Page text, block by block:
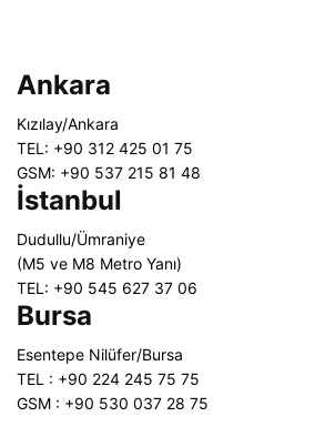
Ankara
Kızılay/Ankara
TEL: +90 312 425 01 75
GSM: +90 537 215 81 48
İstanbul
Dudullu/Ümraniye
(M5 ve M8 Metro Yanı)
TEL: +90 545 627 37 06
Bursa
Esentepe Nilüfer/Bursa
TEL : +90 224 245 75 75
GSM : +90 530 037 28 75